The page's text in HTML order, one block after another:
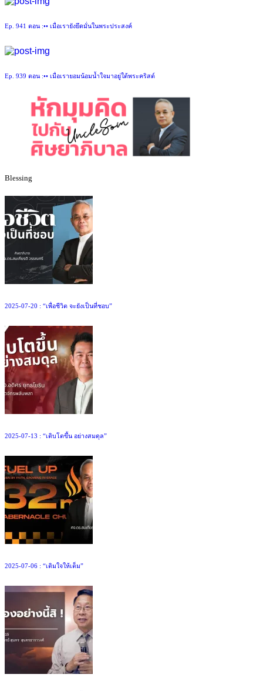
Ep. 941 ตอน :•• เมื่อเรายังยึดมั่นในพระประสงค์
Ep. 939 ตอน :•• เมื่อเรายอมน้อมน้ำใจมาอยู่ใต้พระคริสต์
Blessing
2025-07-20 : “เพื่อชีวิต จะยังเป็นที่ชอบ”
2025-07-13 : “เติบโตขึ้น อย่างสมดุล”
2025-07-06 : “เติมใจให้เต็ม”